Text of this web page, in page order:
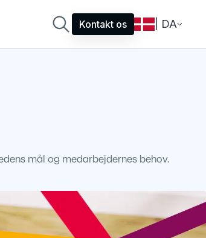
Kontakt os | DA
mål og medarbejdernes behov.